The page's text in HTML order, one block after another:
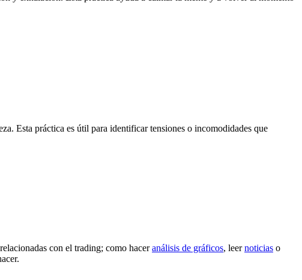
Esta práctica es útil para identificar tensiones o incomodidades que
con el trading; como haceranálisis de gráficos, leernoticias o